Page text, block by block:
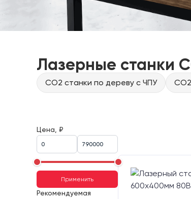
Лазерные станки
CO2 станки по дереву с ЧПУ
Цена, ₽
Применить
Рекомендуемая